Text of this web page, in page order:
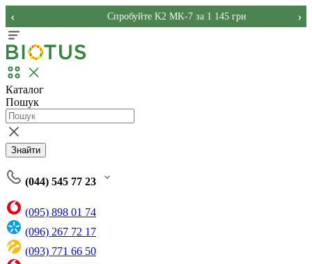
Спробуйте K2 MK-7 за 1 145 грн
‹ ›
Каталог
Пошук
Знайти
(044) 545 77 23
(095) 898 01 74
(096) 267 72 17
(093) 771 66 50